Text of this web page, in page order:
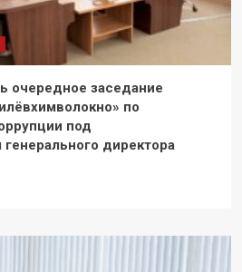
очередное заседание
по
под
директора